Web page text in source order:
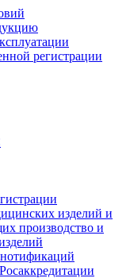
регистрации
изделий и
производство и
нотификаций